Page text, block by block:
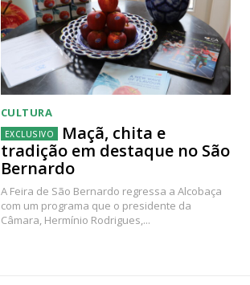
CULTURA
Maçã, chita e
tradição em destaque no São
Bernardo
A Feira de São Bernardo regressa a Alcobaça
com um programa que o presidente da
Câmara, Hermínio Rodrigues,...